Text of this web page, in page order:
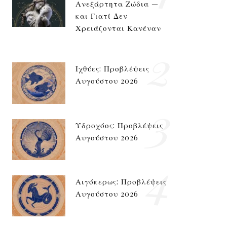
Ανεξάρτητα Ζώδια —
και Γιατί Δεν
Χρειάζονται Κανέναν
Ιχθύες: Προβλέψεις
Αυγούστου 2026
2
Υδροχόος: Προβλέψεις
Αυγούστου 2026
3
Αιγόκερως: Προβλέψεις
Αυγούστου 2026
4